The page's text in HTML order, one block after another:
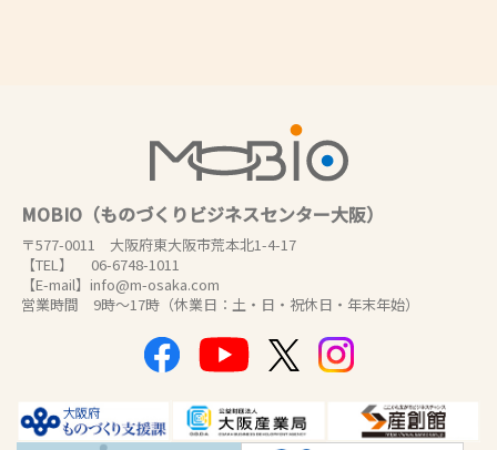
MOBIO（ものづくりビジネスセンター大阪）
〒577-0011 大阪府東大阪市荒本北1-4-17
【TEL】 06-6748-1011
【E-mail】info@m-osaka.com
営業時間 9時～17時（休業日：土・日・祝休日・年末年始）